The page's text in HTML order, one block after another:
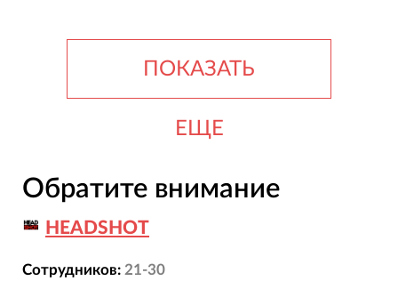
ПОКАЗАТЬ
ЕЩЕ
Обратите внимание
HEADSHOT
Сотрудников: 21-30